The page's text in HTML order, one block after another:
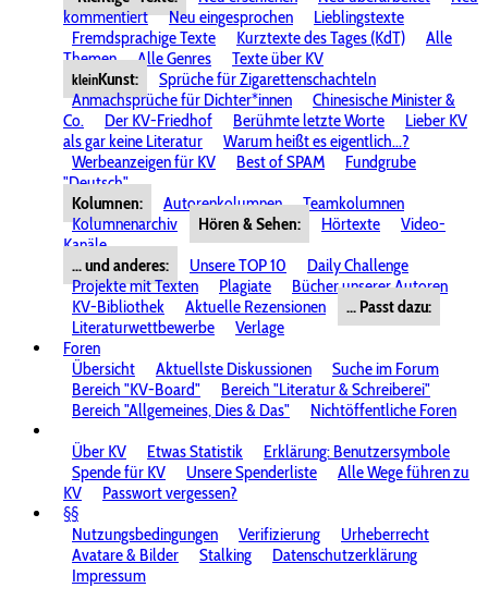
kommentiert
Neu eingesprochen
Lieblingstexte
Fremdsprachige Texte
Kurztexte des Tages (KdT)
Alle
Themen
Alle Genres Texte über KV
kleinKunst:
Sprüche für Zigarettenschachteln
Anmachsprüche für Dichter*innen
Chinesische Minister &
Co.
Der KV-Friedhof Berühmte letzte Worte
Lieber KV
als gar keine Literatur
Warum heißt es eigentlich...?
Werbeanzeigen für KV
Best of SPAM
Fundgrube
"Deutsch"
Kolumnen:
Autorenkolumnen
Teamkolumnen
Kolumnenarchiv
Hören & Sehen: Hörtexte
Video-
Kanäle
... und anderes:
Unsere TOP 10
Daily Challenge
Projekte mit Texten
Plagiate
Bücher unserer Autoren
KV-Bibliothek
Aktuelle Rezensionen
... Passt dazu:
Literaturwettbewerbe
Verlage
Foren
Übersicht
Aktuellste Diskussionen
Suche im Forum
Bereich "KV-Board"
Bereich "Literatur & Schreiberei"
Bereich "Allgemeines, Dies & Das"
Nichtöffentliche Foren
Über KV
Etwas Statistik
Erklärung: Benutzersymbole
Spende für KV
Unsere Spenderliste
Alle Wege führen zu
KV
Passwort vergessen?
§§
Nutzungsbedingungen
Verifizierung
Urheberrecht
Avatare & Bilder
Stalking
Datenschutzerklärung
Impressum